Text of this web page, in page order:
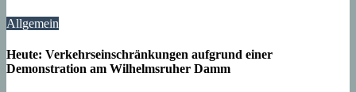
Allgemein
Heute: Verkehrseinschränkungen aufgrund einer
Demonstration am Wilhelmsruher Damm